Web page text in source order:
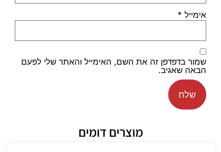
אימייל *
שמור בדפדפן זה את השם, האימייל והאתר שלי לפעם
הבאה שאגיב.
מוצרים דומים